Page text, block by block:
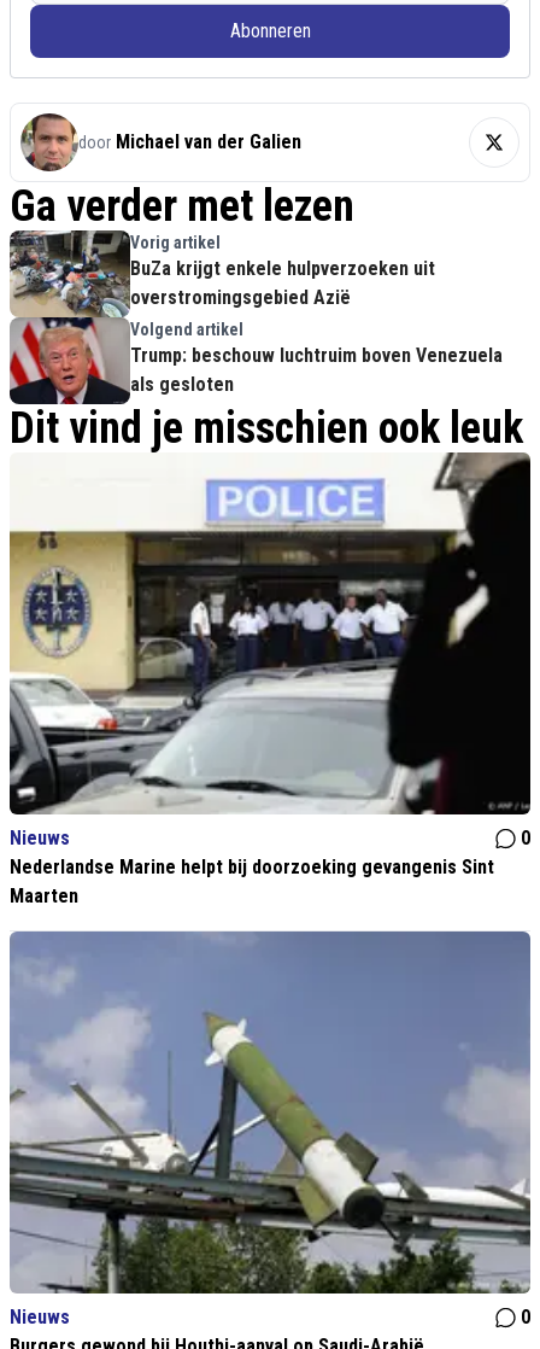
Abonneren
door Michael van der Galien
Ga verder met lezen
Vorig artikel
BuZa krijgt enkele hulpverzoeken uit
overstromingsgebied Azië
Volgend artikel
Trump: beschouw luchtruim boven Venezuela
als gesloten
Dit vind je misschien ook leuk
Nieuws
0
Nederlandse Marine helpt bij doorzoeking gevangenis Sint
Maarten
Nieuws
0